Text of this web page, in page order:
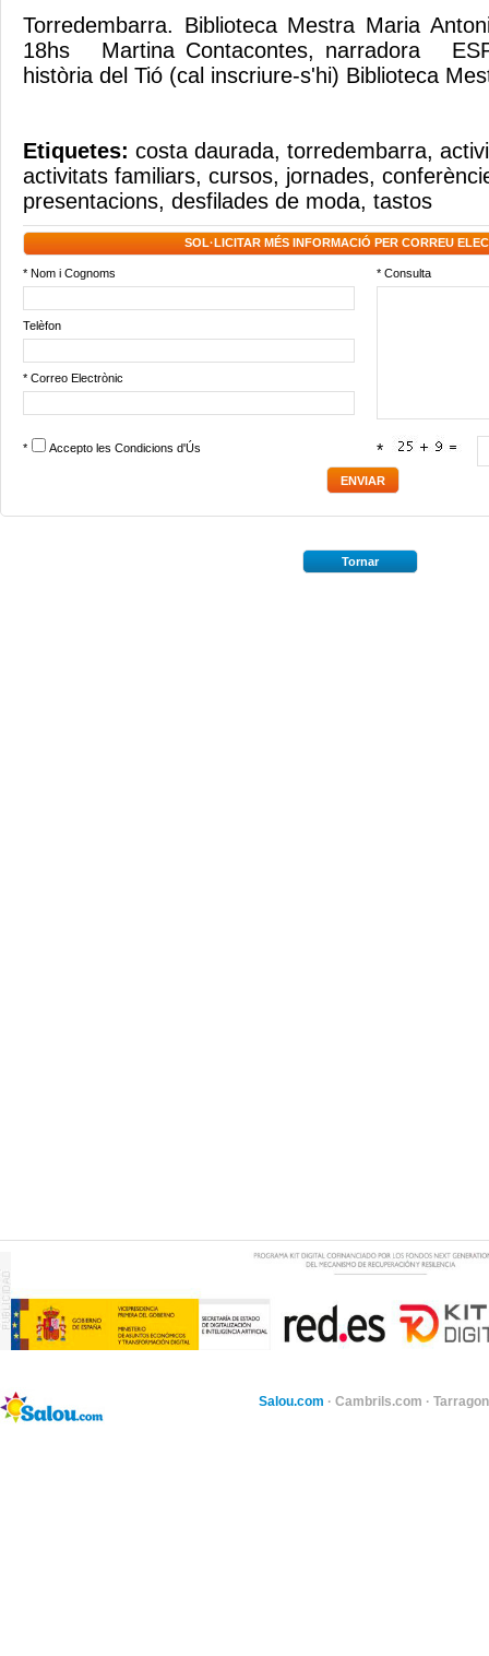
Torredembarra. Biblioteca Mestra Maria
18hs Martina Contacontes, narradora
història del Tió (cal inscriure-s'hi) Biblioteca
Etiquetes: costa daurada, torredembarra,
activitats familiars, cursos, jornades,
presentacions, desfilades de moda, tastos
SOL·LICITAR MÉS INFORMACIÓ PER CORREU
* Nom i Cognoms * Consulta
Telèfon
* Correo Electrònic
* Accepto les Condicions d'Ús *
Tornar
Salou.com · Cambrils.com ·